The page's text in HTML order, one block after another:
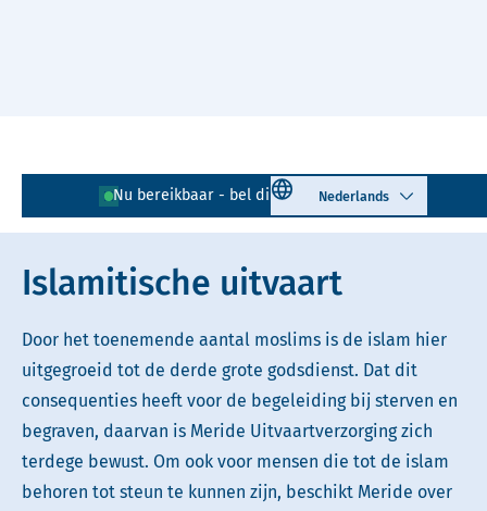
Nu bereikbaar - bel direct! 085 - 401 81 23
Select language
Lees voor Uitleg woorden
Simpele tekst
Islamitische uitvaart
Door het toenemende aantal moslims is de islam hier
uitgegroeid tot de derde grote godsdienst. Dat dit
consequenties heeft voor de begeleiding bij sterven en
begraven, daarvan is Meride Uitvaartverzorging zich
terdege bewust. Om ook voor mensen die tot de islam
behoren tot steun te kunnen zijn, beschikt Meride over